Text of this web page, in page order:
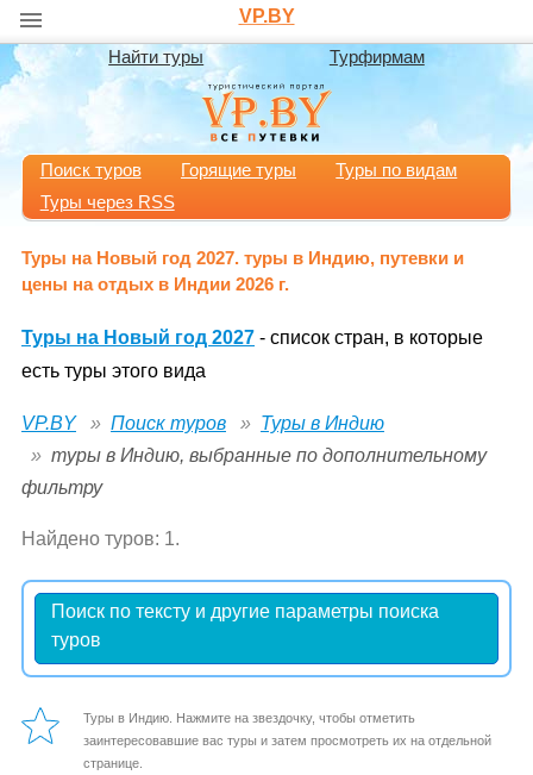
VP.BY
Найти туры Турфирмам
Поиск туров Горящие туры
Туры по видам
Туры через RSS
Туры на Новый год 2027. туры в Индию, путевки и
цены на отдых в Индии 2026 г.
Туры на Новый год 2027 - список стран, в которые
есть туры этого вида
VP.BY Поиск туров
Туры в Индию
туры в Индию, выбранные по дополнительному
фильтру
Найдено туров: 1.
Поиск по тексту и другие параметры поиска
туров
Туры в Индию. Нажмите на звездочку, чтобы отметить
заинтересовавшие вас туры и затем просмотреть их на отдельной
странице.